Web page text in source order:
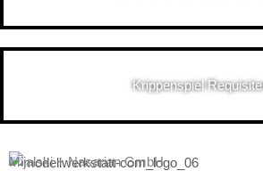
Krippenspiel
Mijalski + Nasarian GmbH